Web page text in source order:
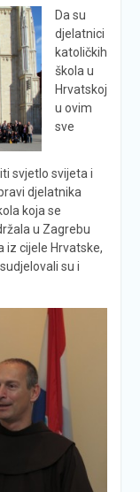
Da su
djelatnici
katoličkih
škola u
Hrvatskoj
u ovim
sve
svjetlo svijeta i
djelatnika
koja se
u Zagrebu
iz cijele Hrvatske,
su i